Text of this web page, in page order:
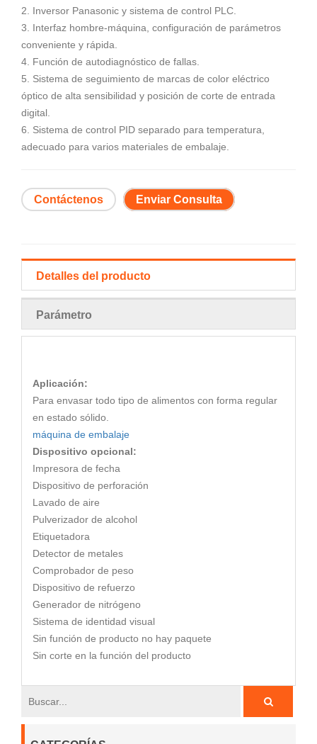
2. Inversor Panasonic y sistema de control PLC.
3. Interfaz hombre-máquina, configuración de parámetros
conveniente y rápida.
4. Función de autodiagnóstico de fallas.
5. Sistema de seguimiento de marcas de color eléctrico
óptico de alta sensibilidad y posición de corte de entrada
digital.
6. Sistema de control PID separado para temperatura,
adecuado para varios materiales de embalaje.
Contáctenos Enviar Consulta
Detalles del producto
Parámetro
Aplicación:
Para envasar todo tipo de alimentos con forma regular
en estado sólido.
máquina de embalaje
Dispositivo opcional:
Impresora de fecha
Dispositivo de perforación
Lavado de aire
Pulverizador de alcohol
Etiquetadora
Detector de metales
Comprobador de peso
Dispositivo de refuerzo
Generador de nitrógeno
Sistema de identidad visual
Sin función de producto no hay paquete
Sin corte en la función del producto